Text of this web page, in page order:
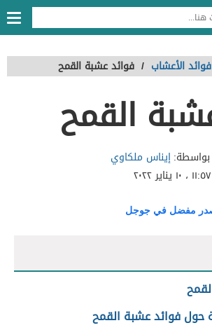
فوائد الأعشاب / فوائد عشبة القمح
القمح
بواسطة:إيناس ملكاوي
١١:٥٧ ، ١٠ يناير ٢٠٢٢
مفضل في جوجل
حول فوائد عشبة القمح